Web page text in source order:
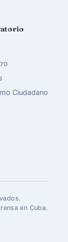
Ciudadano
en Cuba.